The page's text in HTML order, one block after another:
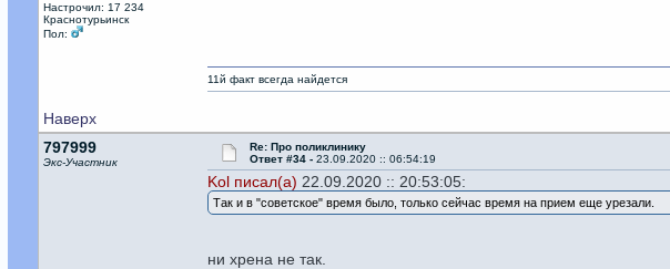
Настрочил: 17 234
Краснотурьинск
Пол:
Наверх
11й факт всегда найдется
797999
Экс-Участник
Re: Про поликлинику
Ответ #34 - 23.09.2020 :: 06:54:19
Kol писал(а) 22.09.2020 :: 20:53:05:
Так и в "советское" время было, только сейчас время на прием еще урезали.
ни хрена не так.